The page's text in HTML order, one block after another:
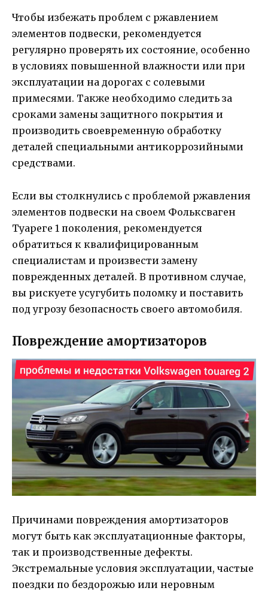
Чтобы избежать проблем с ржавлением
элементов подвески, рекомендуется
регулярно проверять их состояние, особенно
в условиях повышенной влажности или при
эксплуатации на дорогах с солевыми
примесями. Также необходимо следить за
сроками замены защитного покрытия и
производить своевременную обработку
деталей специальными антикоррозийными
средствами.
Если вы столкнулись с проблемой ржавления
элементов подвески на своем Фольксваген
Туареге 1 поколения, рекомендуется
обратиться к квалифицированным
специалистам и произвести замену
поврежденных деталей. В противном случае,
вы рискуете усугубить поломку и поставить
под угрозу безопасность своего автомобиля.
Повреждение амортизаторов
Причинами повреждения амортизаторов
могут быть как эксплуатационные факторы,
так и производственные дефекты.
Экстремальные условия эксплуатации, частые
поездки по бездорожью или неровным